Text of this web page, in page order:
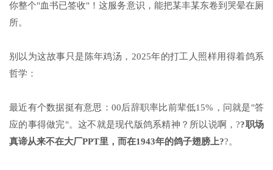
你整个"血书已签收"！这服务意识，能把某丰某东卷到哭晕在厕
所。
别以为这故事只是陈年鸡汤，2025年的打工人照样用得着鸽系
哲学：
最近有个数据挺有意思：00后辞职率比前辈低15%，问就是"答
应的事得做完"。这不就是现代版鸽系精神？所以说啊，??职场
真谛从来不在大厂PPT里，而在1943年的鸽子翅膀上??。